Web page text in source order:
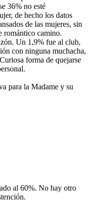
36% no esté
de hecho los datos
de las mujeres, sin
romántico camino.
Un 1,9% fue al club,
con ninguna muchacha,
forma de quejarse
para la Madame y su
al 60%. No hay otro